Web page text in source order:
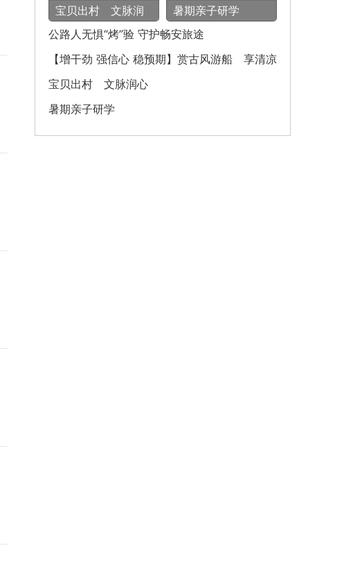
宝贝出村 文脉润
心
暑期亲子研学
公路人无惧“烤”验 守护畅安旅途
【增干劲 强信心 稳预期】赏古风游船 享清凉
之旅
宝贝出村 文脉润心
暑期亲子研学